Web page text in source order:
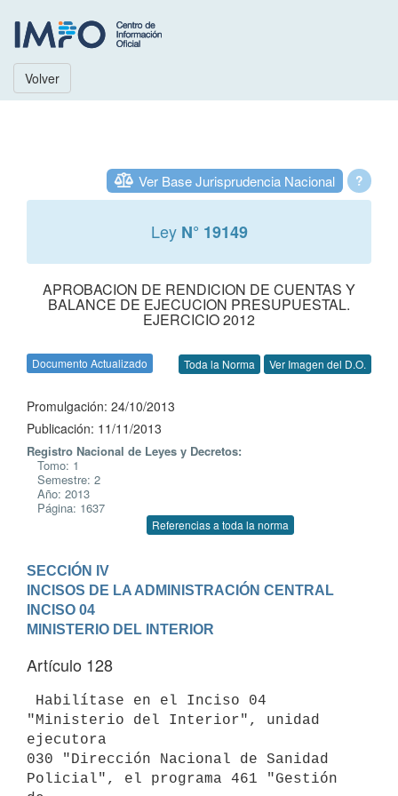
Volver
?
Ver Base Jurisprudencia Nacional
Ley N° 19149
APROBACION DE RENDICION DE CUENTAS Y
BALANCE DE EJECUCION PRESUPUESTAL.
EJERCICIO 2012
Documento Actualizado Toda la Norma Ver Imagen del D.O.
Promulgación: 24/10/2013
Publicación: 11/11/2013
Registro Nacional de Leyes y Decretos:
Tomo: 1
Semestre: 2
Año: 2013
Página: 1637
Referencias a toda la norma
SECCIÓN IV
INCISOS DE LA ADMINISTRACIÓN CENTRAL
INCISO 04
MINISTERIO DEL INTERIOR
Artículo 128
"Ministerio del Interior", unidad
ejecutora
030 "Dirección Nacional de Sanidad
Policial", el programa 461 "Gestión